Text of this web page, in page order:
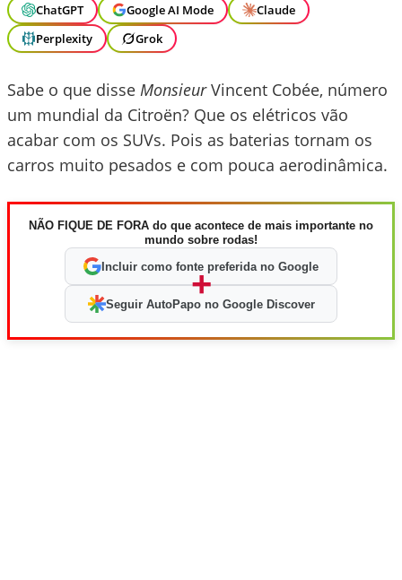
ChatGPT
Google AI Mode
Claude
Perplexity
Grok
Sabe o que disse MonsieurVincent Cobée, número
um mundial da Citroën? Que os elétricos vão
acabar com os SUVs. Pois as baterias tornam os
carros muito pesados e com pouca aerodinâmica.
NÃO FIQUE DE FORA do que acontece de mais importante no
mundo sobre rodas!
Incluir como fonte preferida no Google
+
Seguir AutoPapo no Google Discover